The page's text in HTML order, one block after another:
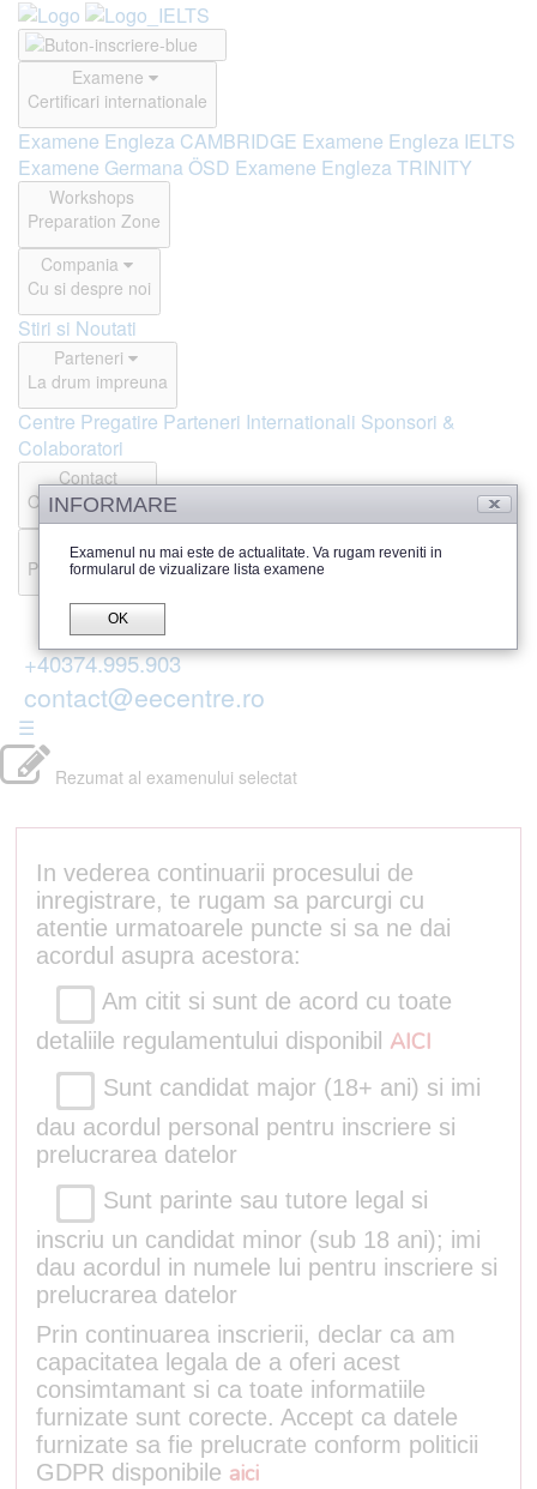
Examene
Certificari internationale
Examene Engleza CAMBRIDGE Examene Engleza IELTS
Examene Germana ÖSD Examene Engleza TRINITY
Workshops
Preparation Zone
Compania
Cu si despre noi
Stiri si Noutati
Parteneri
La drum impreuna
Centre Pregatire Parteneri Internationali Sponsori &
Colaboratori
Contact
Offline si Online
Recenzii
Parerea publicului
+40374.995.903
contact@eecentre.ro
☰
Rezumat al examenului selectat
In vederea continuarii procesului de
inregistrare, te rugam sa parcurgi cu
atentie urmatoarele puncte si sa ne dai
acordul asupra acestora:
Am citit si sunt de acord cu toate
detaliile regulamentului disponibil AICI
Sunt candidat major (18+ ani) si imi
dau acordul personal pentru inscriere si
prelucrarea datelor
Sunt parinte sau tutore legal si
inscriu un candidat minor (sub 18 ani); imi
dau acordul in numele lui pentru inscriere si
prelucrarea datelor
Prin continuarea inscrierii, declar ca am
capacitatea legala de a oferi acest
consimtamant si ca toate informatiile
furnizate sunt corecte. Accept ca datele
furnizate sa fie prelucrate conform politicii
GDPR disponibile aici
INFORMARE
Examenul nu mai este de actualitate. Va rugam reveniti in
formularul de vizualizare lista examene
OK